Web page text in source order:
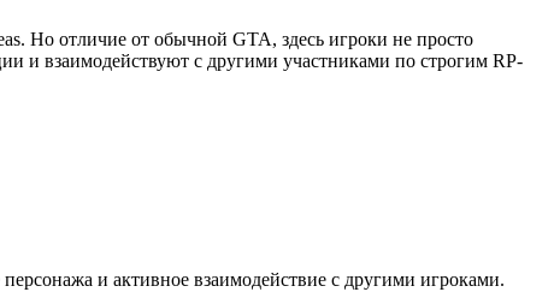
Но отличие от обычной GTA, здесь игроки не просто
и взаимодействуют с другими участниками по строгим RP-
и активное взаимодействие с другими игроками.